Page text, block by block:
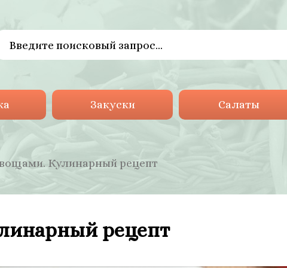
Закуски Салаты
Кулинарный рецепт
рецепт